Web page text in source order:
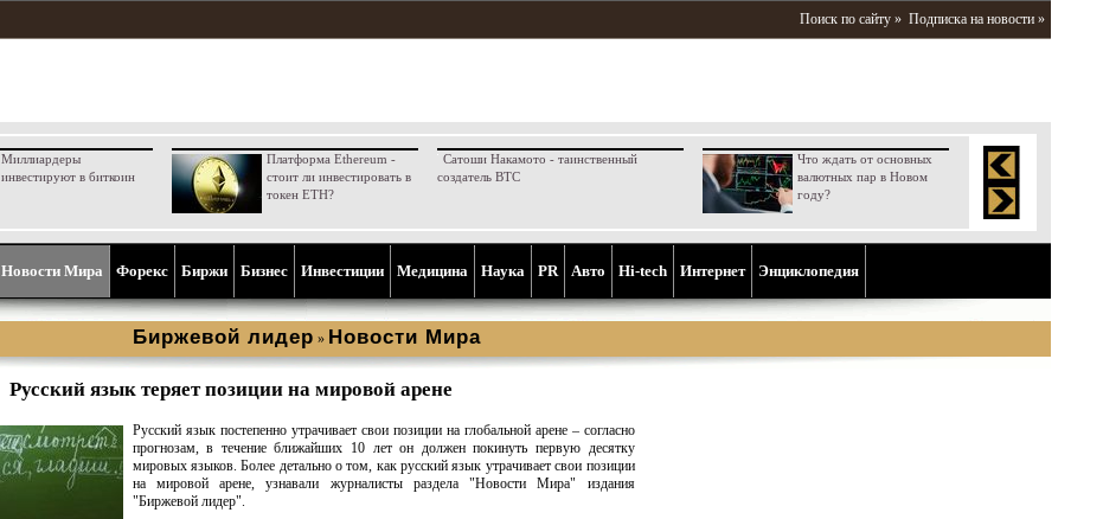
Поиск по сайту » Подписка на новости »
Миллиардеры
инвестируют в биткоин
Платформа Ethereum -
стоит ли инвестировать в
токен ETH?
Сатоши Накамото - таинственный
создатель BTC
Что ждать от основных
валютных пар в Новом
году?
Новости Мира Форекс Биржи Бизнес Инвестиции Медицина Наука PR Aвто Hi-tech Интернет Энциклопедия
Биржевой лидер » Новости Мира
Русский язык теряет позиции на мировой арене
Русский язык постепенно утрачивает свои позиции на глобальной арене – согласно
прогнозам, в течение ближайших 10 лет он должен покинуть первую десятку
мировых языков. Более детально о том, как русский язык утрачивает свои позиции
на мировой арене, узнавали журналисты раздела "Новости Мира" издания
"Биржевой лидер".